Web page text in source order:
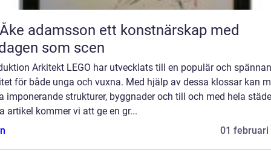
ett konstnärskap med
som scen
Arkitekt LEGO har utvecklats till en populär och
för både unga och vuxna. Med hjälp av dessa klossar kan
imponerande strukturer, byggnader och till och med hela
artikel kommer vi att ge en gr...
01 februari